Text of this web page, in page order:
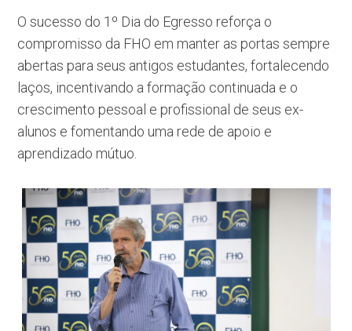
O sucesso do 1º Dia do Egresso reforça o
compromisso da FHO em manter as portas sempre
abertas para seus antigos estudantes, fortalecendo
laços, incentivando a formação continuada e o
crescimento pessoal e profissional de seus ex-
alunos e fomentando uma rede de apoio e
aprendizado mútuo.